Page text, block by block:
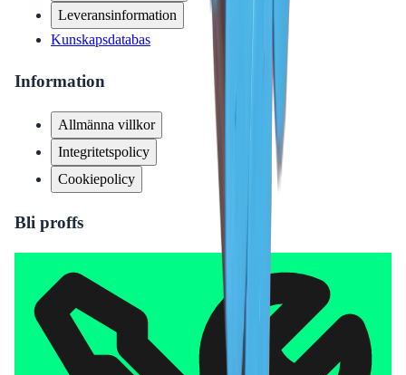
Leveransinformation
Kunskapsdatabas
Information
Allmänna villkor
Integritetspolicy
Cookiepolicy
Bli proffs